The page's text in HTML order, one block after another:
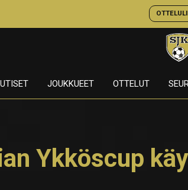
JOUKKUEET OTTELUT
Ykköscup